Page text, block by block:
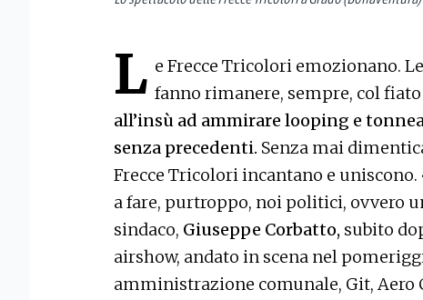
L e Frecce Tricolori emozionano.
fanno rimanere, sempre, col fiato
all’insù ad ammirare looping e
senza precedenti. Senza mai
Frecce Tricolori incantano e
a fare, purtroppo, noi politici, ovvero
sindaco, Giuseppe Corbatto, subito
airshow, andato in scena nel
amministrazione comunale, Git, Aero